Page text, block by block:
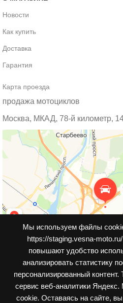
Мы используем файлы
https://staging.vesna-
повышают удобство
анализировать статистику
персонализированный
сервис веб-аналитики
cookie. Оставаясь на сайте,
Новости
Как купить
Доставка
Гарантия
Карта проезда
продажа мотоциклов
Москва, МКАД, 78-й километр,